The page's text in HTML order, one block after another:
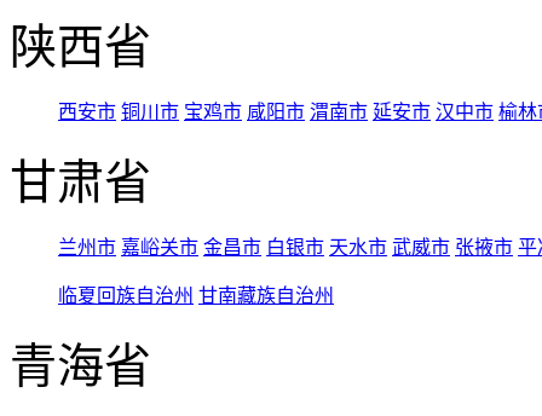
陕西省
西安市 铜川市 宝鸡市 咸阳市 渭南市 延安市 汉中市 榆林
甘肃省
兰州市 嘉峪关市 金昌市 白银市 天水市 武威市 张掖市 平
临夏回族自治州 甘南藏族自治州
青海省